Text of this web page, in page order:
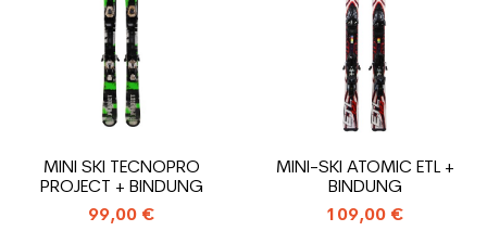
MINI SKI TECNOPRO
PROJECT + BINDUNG
99,00 €
MINI-SKI ATOMIC ETL +
BINDUNG
109,00 €